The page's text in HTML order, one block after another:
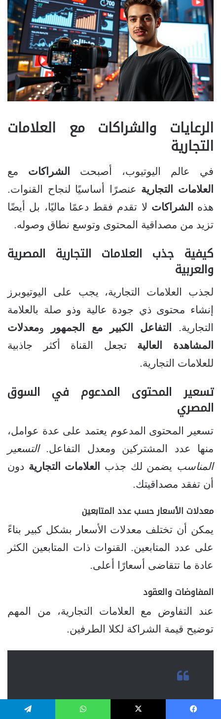
الرعايات والشراكات مع العلامات
التجارية
في عالم اليوتيوب، أصبحت الشراكات مع
العلامات التجارية عنصرًا أساسيًا لنجاح القنوات.
هذه
الشراكات لا تقدم فقط دعمًا ماليًا، بل أيضًا
تزيد من مصداقية المحتوى وتوسع نطاق وصوله.
كيفية جذب العلامات التجارية المصرية
والعربية
لجذب العلامات التجارية، يجب على اليوتيوبرز
إنشاء محتوى ذي جودة عالية وذو صلة بالعلامة
التجارية.
التفاعل الكبير مع الجمهور ومعدلات
المشاهدة العالية تجعل القناة أكثر جاذبية
للعلامات التجارية.
تسعير المحتوى المدعوم في السوق
المصري
تسعير المحتوى المدعوم يعتمد على عدة عوامل،
منها عدد المشتركين ومعدل التفاعل.التسعير
المناسب يضمن لك جذب العلامات التجارية دون
أن تفقد مصداقيتك.
معدلات الأسعار حسب عدد المتابعين
يمكن أن تختلف معدلات الأسعار بشكل كبير بناءً
على عدد المتابعين. القنوات ذات المتابعين الكثر
عادة ما تتقاضى أسعارًا أعلى.
المفاوضات والعقود
عند التفاوض مع العلامات التجارية، من المهم
توضيح قيمة الشراكة لكلا الطرفين.
“الشراكات الناجحة هي تلك التي تعود